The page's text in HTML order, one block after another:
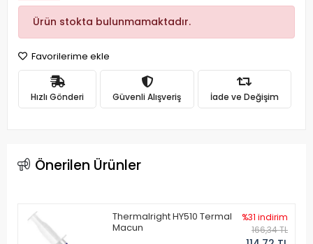
Ürün stokta bulunmamaktadır.
Favorilerime ekle
Hızlı Gönderi Güvenli Alışveriş İade ve Değişim
Önerilen Ürünler
Thermalright HY510 Termal
Macun
%31 indirim
166,34 TL